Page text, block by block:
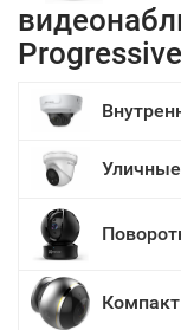
Уличные